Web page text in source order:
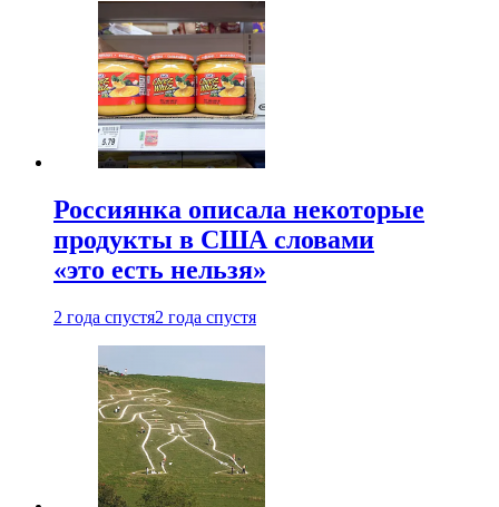
Россиянка описала некоторые
продукты в США словами
«это есть нельзя»
2 года спустя2 года спустя